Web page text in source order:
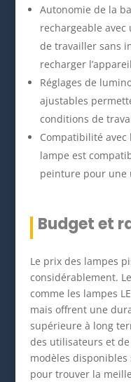
Autonomie de la
rechargeable
de travailler sans
recharger
Réglages de
ajustables
conditions de
Compatibilité avec
lampe est
peinture pour une
Budget et
Le prix des lampes
considérablement.
comme les lampes
mais offrent une
supérieure à long
des utilisateurs et
modèles disponibles
pour trouver la